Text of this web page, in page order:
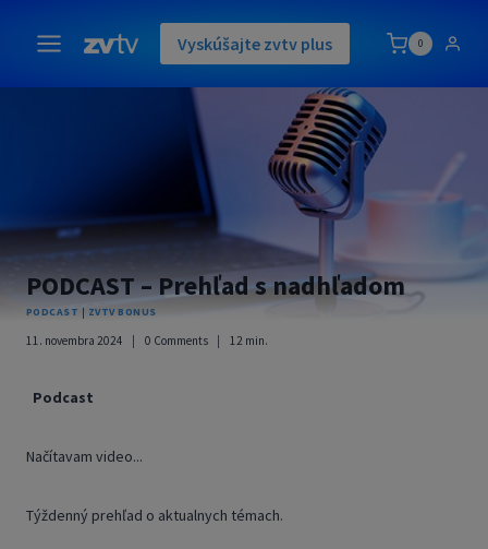
content
Vyskúšajte zvtv plus 0
PODCAST – Prehľad s nadhľadom
PODCAST | ZVTV BONUS
11. novembra 2024 0 Comments 12 min.
Podcast
Načítavam video...
Týždenný prehľad o aktualnych témach.